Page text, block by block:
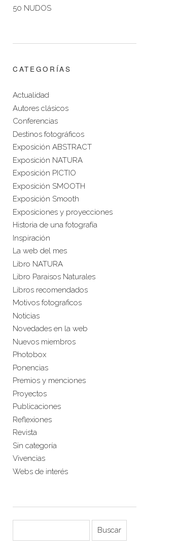
50 NUDOS
CATEGORÍAS
Actualidad
Autores clásicos
Conferencias
Destinos fotográficos
Exposición ABSTRACT
Exposición NATURA
Exposición PICTIO
Exposición SMOOTH
Exposición Smooth
Exposiciones y proyecciones
Historia de una fotografía
Inspiración
La web del mes
Libro NATURA
Libro Paraisos Naturales
Libros recomendados
Motivos fotograficos
Noticias
Novedades en la web
Nuevos miembros
Photobox
Ponencias
Premios y menciones
Proyectos
Publicaciones
Reflexiones
Revista
Sin categoría
Vivencias
Webs de interés